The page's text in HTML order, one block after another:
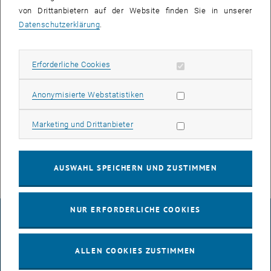
VERANSTALTUNGEN AM 29. DEZEMBER 2025
von Drittanbietern auf der Website finden Sie in unserer
Datenschutzerklärung
Erforderliche Cookies Erforderliche Cookies zulassen
Anonymisierte WebstatistikenStatistik Cookies zulassen
Marketing und DrittanbieterMarketing Cookies zulassen
AUSWAHL SPEICHERN UND ZUSTIMMEN
NUR ERFORDERLICHE COOKIES
ALLEN COOKIES ZUSTIMMEN